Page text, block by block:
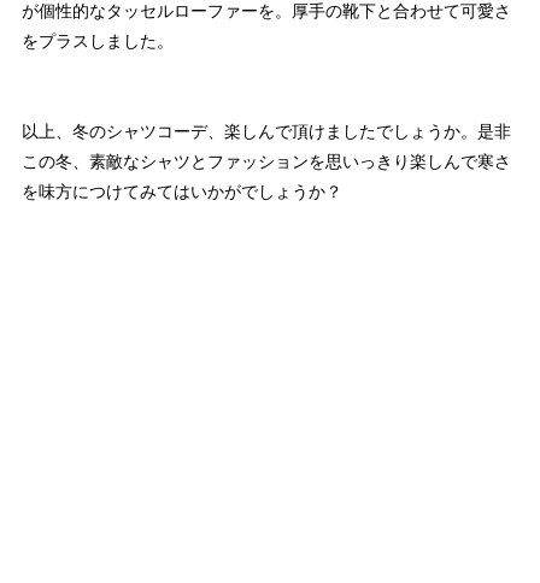
が個性的なタッセルローファーを。厚手の靴下と合わせて可愛さ
をプラスしました。
以上、冬のシャツコーデ、楽しんで頂けましたでしょうか。是非
この冬、素敵なシャツとファッションを思いっきり楽しんで寒さ
を味方につけてみてはいかがでしょうか？